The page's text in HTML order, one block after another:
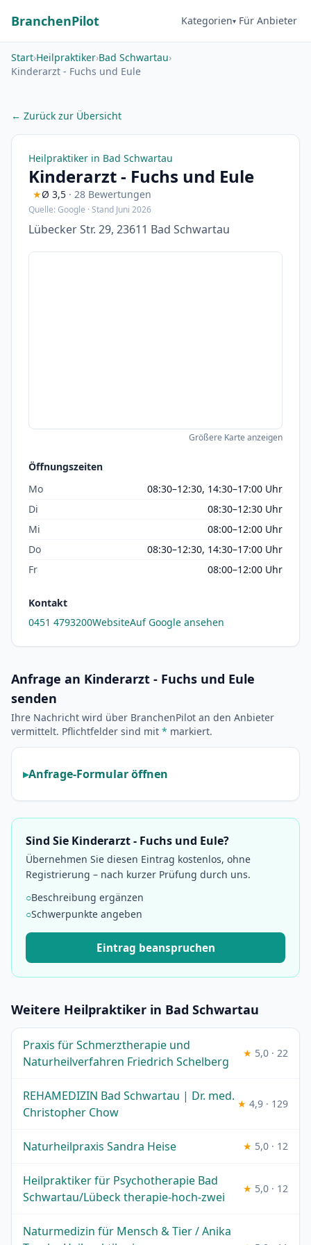
BranchenPilot Kategorien Für Anbieter
Start›Heilpraktiker›Bad Schwartau›
Kinderarzt - Fuchs und Eule
← Zurück zur Übersicht
Heilpraktiker in Bad Schwartau
Kinderarzt - Fuchs und Eule
★Ø 3,5 · 28 Bewertungen
Quelle: Google · Stand Juni 2026
Lübecker Str. 29, 23611 Bad Schwartau
Größere Karte anzeigen
Öffnungszeiten
Mo
08:30–12:30, 14:30–17:00 Uhr
Di
08:30–12:30 Uhr
Mi
08:00–12:00 Uhr
Do
08:30–12:30, 14:30–17:00 Uhr
Fr
08:00–12:00 Uhr
Kontakt
0451 4793200WebsiteAuf Google ansehen
Anfrage an Kinderarzt - Fuchs und Eule
senden
Ihre Nachricht wird über BranchenPilot an den Anbieter
vermittelt. Pflichtfelder sind mit * markiert.
Anfrage-Formular öffnen
Sind Sie Kinderarzt - Fuchs und Eule?
Übernehmen Sie diesen Eintrag kostenlos, ohne
Registrierung – nach kurzer Prüfung durch uns.
○Beschreibung ergänzen
○Schwerpunkte angeben
Eintrag beanspruchen
Weitere Heilpraktiker in Bad Schwartau
Praxis für Schmerztherapie und
Naturheilverfahren Friedrich Schelberg
★ 5,0 · 22
REHAMEDIZIN Bad Schwartau | Dr. med.
Christopher Chow
★ 4,9 · 129
Naturheilpraxis Sandra Heise ★ 5,0 · 12
Heilpraktiker für Psychotherapie Bad
Schwartau/Lübeck therapie-hoch-zwei
★ 5,0 · 12
Naturmedizin für Mensch & Tier / Anika